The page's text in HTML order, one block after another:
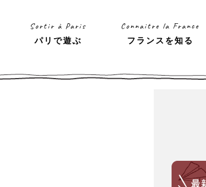
Sortir à Paris
パリで遊ぶ
Connaitre la France
フランスを知る